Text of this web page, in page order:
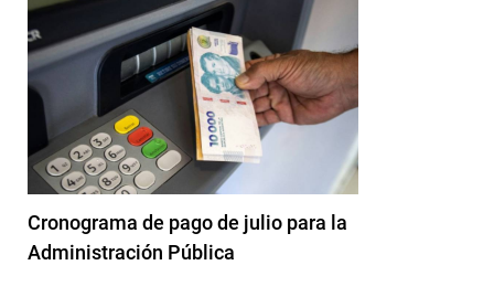
Cronograma de pago de julio para la
Administración Pública